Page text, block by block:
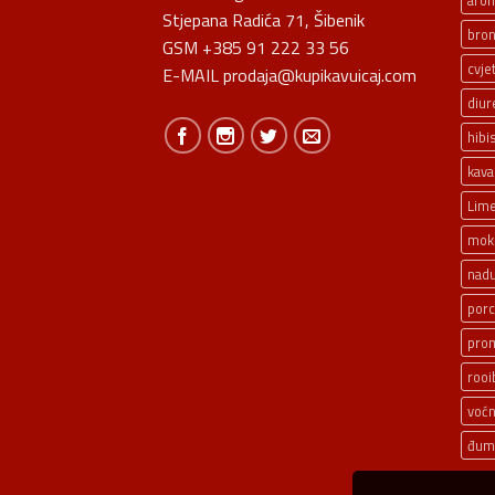
Stjepana Radića 71, Šibenik
GSM +385 91 222 33 56
E-MAIL prodaja@kupikavuicaj.com
kava